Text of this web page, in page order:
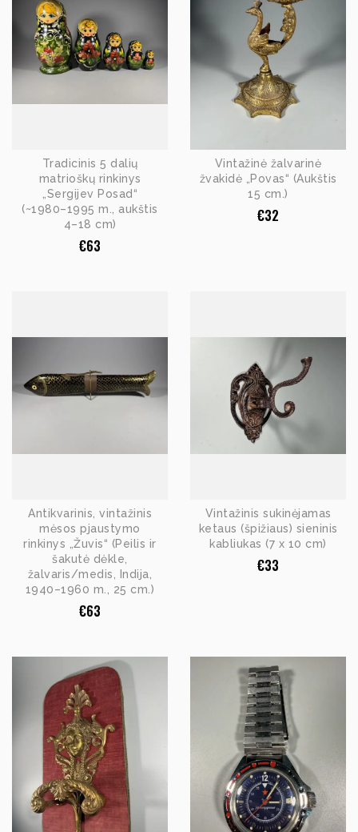
Tradicinis 5 dalių
matrioškų rinkinys
„Sergijev Posad“
(~1980–1995 m., aukštis
4–18 cm)
€63
Vintažinė žalvarinė
žvakidė „Povas“ (Aukštis
15 cm.)
€32
Antikvarinis, vintažinis
mėsos pjaustymo
rinkinys „Žuvis“ (Peilis ir
šakutė dėkle,
žalvaris/medis, Indija,
1940–1960 m., 25 cm.)
€63
Vintažinis sukinėjamas
ketaus (špižiaus) sieninis
kabliukas (7 x 10 cm)
€33